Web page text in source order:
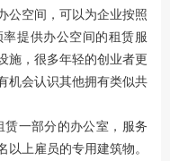
公空间，可以为企业按照
提供办公空间的租赁服
施，很多年轻的创业者更
机会认识其他拥有类似共
赁一部分的办公室，服务
上雇员的专用建筑物。